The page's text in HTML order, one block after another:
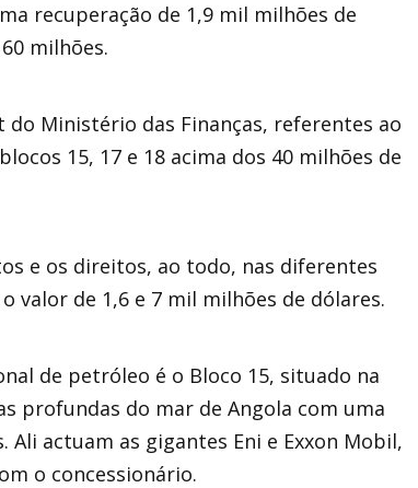
recuperação de 1,9 mil milhões de
milhões.
Ministério das Finanças, referentes ao
15, 17 e 18 acima dos 40 milhões de
e os direitos, ao todo, nas diferentes
valor de 1,6 e 7 mil milhões de dólares.
de petróleo é o Bloco 15, situado na
profundas do mar de Angola com uma
actuam as gigantes Eni e Exxon Mobil,
o concessionário.